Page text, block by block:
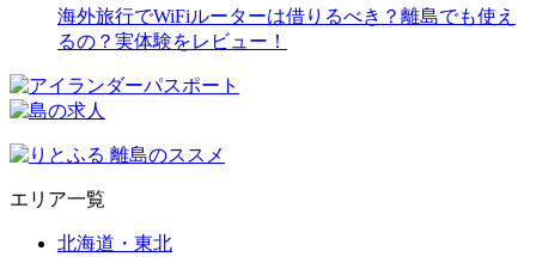
海外旅行でWiFiルーターは借りるべき？離島でも使え
るの？実体験をレビュー！
エリア一覧
北海道・東北